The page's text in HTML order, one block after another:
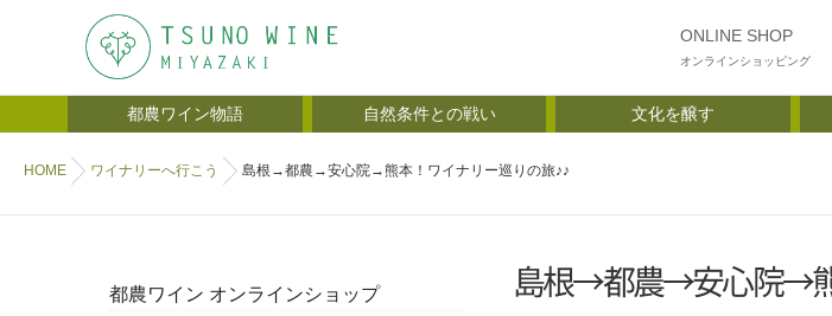
ONLINE SHOP
オンラインショッピング
都農ワイン物語 自然条件との戦い 文化を醸す
HOME ワイナリーへ行こう 島根→都農→安心院→熊本！ワイナリー巡りの旅♪♪
島根→都農→安心院→
都農ワイン オンラインショップ